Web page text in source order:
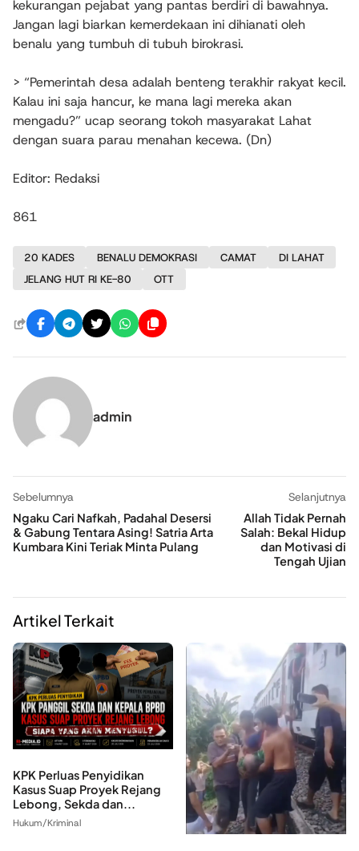
kekurangan pejabat yang pantas berdiri di bawahnya.
Jangan lagi biarkan kemerdekaan ini dihianati oleh
benalu yang tumbuh di tubuh birokrasi.
> “Pemerintah desa adalah benteng terakhir rakyat kecil.
Kalau ini saja hancur, ke mana lagi mereka akan
mengadu?” ucap seorang tokoh masyarakat Lahat
dengan suara parau menahan kecewa. (Dn)
Editor: Redaksi
861
20 KADES BENALU DEMOKRASI CAMAT
DI LAHAT
JELANG HUT RI KE-80
OTT
admin
Sebelumnya
Ngaku Cari Nafkah, Padahal Desersi
& Gabung Tentara Asing! Satria Arta
Kumbara Kini Teriak Minta Pulang
Selanjutnya
Allah Tidak Pernah
Salah: Bekal Hidup
dan Motivasi di
Tengah Ujian
Artikel Terkait
KPK Perluas Penyidikan
Kasus Suap Proyek Rejang
Lebong, Sekda dan...
Hukum/Kriminal